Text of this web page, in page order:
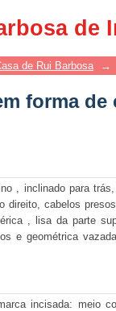
de
forma
de Rui Barbosa →
forma
, inclinado para
direito, cabelos
, lisa da parte
e geométrica
incisada: meio